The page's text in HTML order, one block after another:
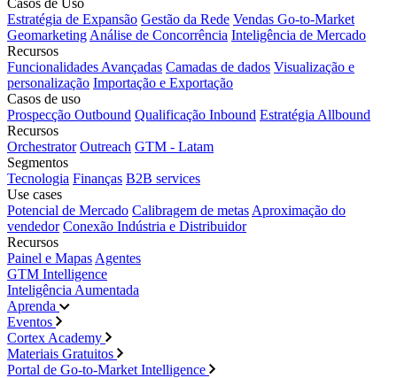
Casos de Uso
Estratégia de Expansão Gestão da Rede Vendas Go-to-Market
Geomarketing Análise de Concorrência Inteligência de Mercado
Recursos
Funcionalidades Avançadas Camadas de dados Visualização e
personalização Importação e Exportação
Casos de uso
Prospecção Outbound Qualificação Inbound Estratégia Allbound
Recursos
Orchestrator Outreach GTM - Latam
Segmentos
Tecnologia Finanças B2B services
Use cases
Potencial de Mercado Calibragem de metas Aproximação do
vendedor Conexão Indústria e Distribuidor
Recursos
Painel e Mapas Agentes
GTM Intelligence
Inteligência Aumentada
Aprenda
Eventos
Cortex Academy
Materiais Gratuitos
Portal de Go-to-Market Intelligence